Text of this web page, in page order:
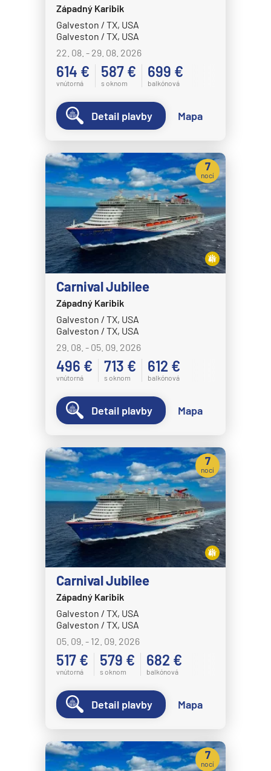
Západný Karibik
Galveston / TX, USA
Galveston / TX, USA
22. 08. - 29. 08. 2026
614 €
vnútorná
587 €
s oknom
699 €
balkónová
Detail plavby Mapa
Carnival Jubilee
Západný Karibik
Galveston / TX, USA
Galveston / TX, USA
29. 08. - 05. 09. 2026
496 €
vnútorná
713 €
s oknom
612 €
balkónová
7
nocí
Detail plavby Mapa
Carnival Jubilee
Západný Karibik
Galveston / TX, USA
Galveston / TX, USA
05. 09. - 12. 09. 2026
517 €
vnútorná
579 €
s oknom
682 €
balkónová
7
nocí
Detail plavby Mapa
7
nocí